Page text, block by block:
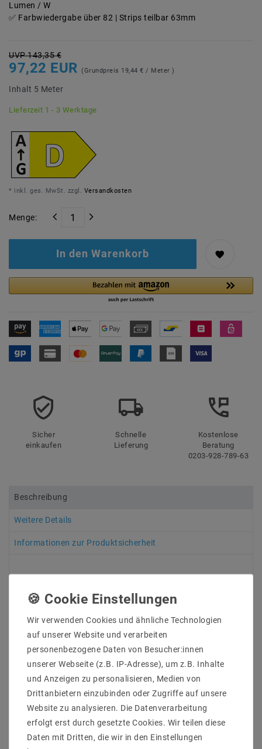
Lumen / W
Farbwiedergabe über 82 | Strips teilbar 63mm
UVP 143,35 €
97,22 EUR (Grundpreis 19,44 € / Meter )
Inhalt 5 Meter
Lieferzeit 1 - 3 Werktage
* inkl. ges. MwSt. zzgl. Versandkosten
Menge:
In den Warenkorb
Sicher
einkaufen
Schnelle
Lieferung
Kostenlose
Beratung
0203-928-789-63
Beschreibung
Weitere Details
Informationen zur Produktsicherheit
lange offene Anschlusskabel angelötet, damit
mehrere Streifen hintereinander montiert werden
können. Aus diesem Grund ist in der Lieferung kein
Netzteil enthalten, da hierfür das genaue Maß sowie
die Gesamtbelastung für die Bestellung eines
passenden Netzteils ermittelt werden muss.
Hersteller&ArtikleNr : Mextronic
LT2835W2712650024IP67C82
Wir verwenden Cookies und ähnliche Technologien
auf unserer Website und verarbeiten
personenbezogene Daten von Besucher:innen
unserer Webseite (z.B. IP-Adresse), um z.B. Inhalte
und Anzeigen zu personalisieren, Medien von
Drittanbietern einzubinden oder Zugriffe auf unsere
Website zu analysieren. Die Datenverarbeitung
erfolgt erst durch gesetzte Cookies. Wir teilen diese
Daten mit Dritten, die wir in den Einstellungen